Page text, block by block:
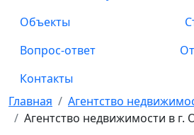
Объекты
Вопрос-ответ
Контакты
Главная
Агентство
Агентство недвижимости в г.